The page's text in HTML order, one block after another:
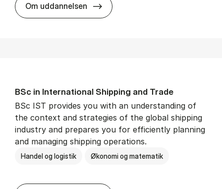
Om uddannelsen BSc in In­ter­na­tion­al Busi­ness
BSc in In­ter­na­tion­al Ship­ping and Trade
BSc IST provides you with an understanding of
the context and strategies of the global shipping
industry and prepares you for efficiently planning
and managing shipping operations.
Handel og logistik Økonomi og matematik